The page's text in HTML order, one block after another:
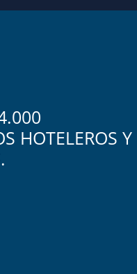
HOTELEROS Y